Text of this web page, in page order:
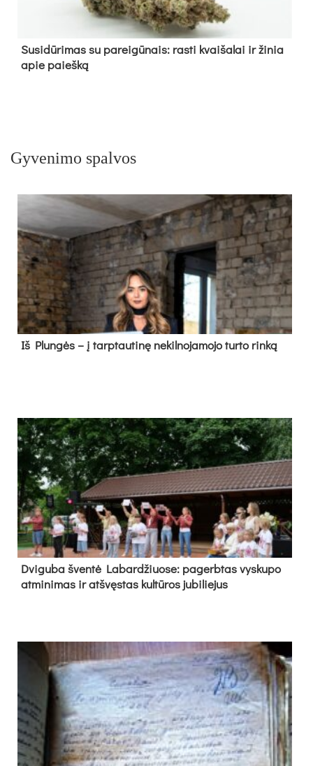
Su­si­dū­ri­mas su pa­rei­gū­nais: ras­ti kvai­ša­lai ir ži­nia
apie paieš­ką
Gyvenimo spalvos
Iš Plungės – į tarptautinę nekilnojamojo turto rinką
Dvi­gu­ba šven­tė La­bar­džiuo­se: pa­gerb­tas vys­ku­po
at­mi­ni­mas ir at­švęs­tas kul­tū­ros ju­bi­lie­jus